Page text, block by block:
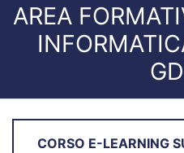
AREA
CORSO E-LEARNING